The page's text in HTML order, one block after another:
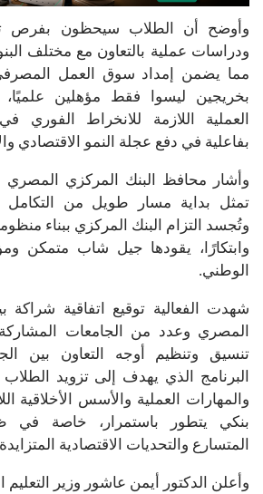
وأوضح أن الطلاب سيحظون بفرص
ودراسات عملية بالتعاون مع مختلف
مما يضمن إمداد سوق العمل
بخريجين ليسوا فقط مؤهلين علميًا،
العملية اللازمة للانخراط الفوري
بفاعلية في دفع عجلة النمو الاقتصادي
وأشار محافظ البنك المركزي المصري
تمثل بداية مسار طويل من التكامل
وتُجسد التزام البنك المركزي ببناء
وابتكارًا، يقودها جيل شاب متمكن
الوطني.
شهدت الفعالية توقيع اتفاقية شراكة
المصري وعدد من الجامعات
تنسيق وتنظيم أوجه التعاون بين
البرنامج الذي يهدف إلى تزويد
والمهارات العملية والأسس الأخلاقية
بنكي يتطور باستمرار، خاصة في
المتسارع والتحديات الاقتصادية
وأعلن الدكتور أيمن عاشور وزير التعليم